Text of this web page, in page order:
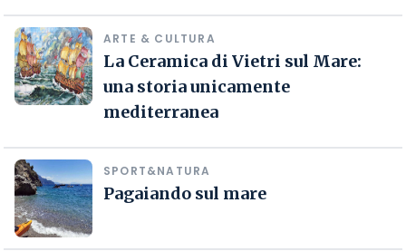
ARTE & CULTURA
La Ceramica di Vietri sul Mare:
una storia unicamente
mediterranea
SPORT&NATURA
Pagaiando sul mare